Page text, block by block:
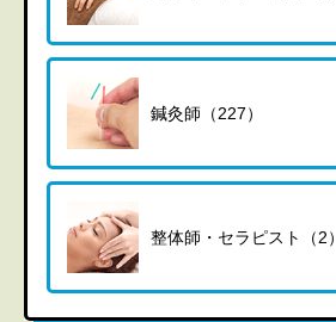
鍼灸師（227）
整体師・セラピスト（2）